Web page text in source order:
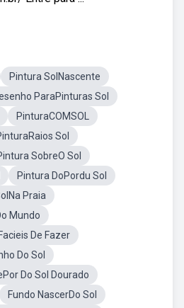
Pintura SolNascente
ParaPinturas Sol
PinturaCOMSOL
Sol
SobreO Sol
Pintura DoPordu Sol
Praia
Mundo
De Fazer
Do Sol
Do Sol Dourado
Fundo NascerDo Sol